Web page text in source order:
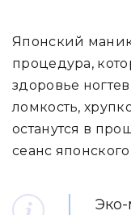
Японский
процедура,
здоровье
ломкость,
останутся в
сеанс